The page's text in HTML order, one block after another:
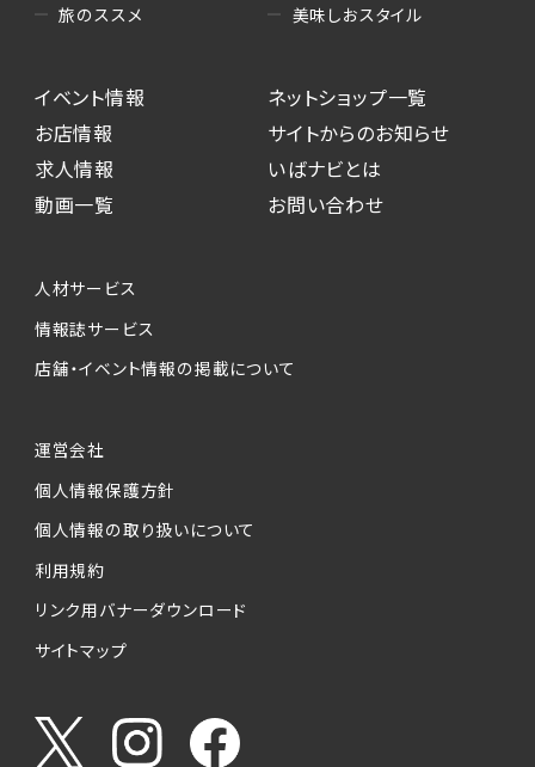
旅のススメ
美味しおスタイル
イベント情報
お店情報
求人情報
動画一覧
ネットショップ一覧
サイトからのお知らせ
いばナビとは
お問い合わせ
人材サービス
情報誌サービス
店舗・イベント情報の掲載について
運営会社
個人情報保護方針
個人情報の取り扱いについて
利用規約
リンク用バナーダウンロード
サイトマップ